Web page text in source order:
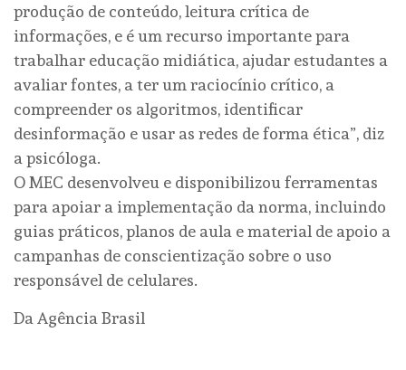
produção de conteúdo, leitura crítica de
informações, e é um recurso importante para
trabalhar educação midiática, ajudar estudantes a
avaliar fontes, a ter um raciocínio crítico, a
compreender os algoritmos, identificar
desinformação e usar as redes de forma ética”, diz
a psicóloga.
O MEC desenvolveu e disponibilizou ferramentas
para apoiar a implementação da norma, incluindo
guias práticos, planos de aula e material de apoio a
campanhas de conscientização sobre o uso
responsável de celulares.
Da Agência Brasil